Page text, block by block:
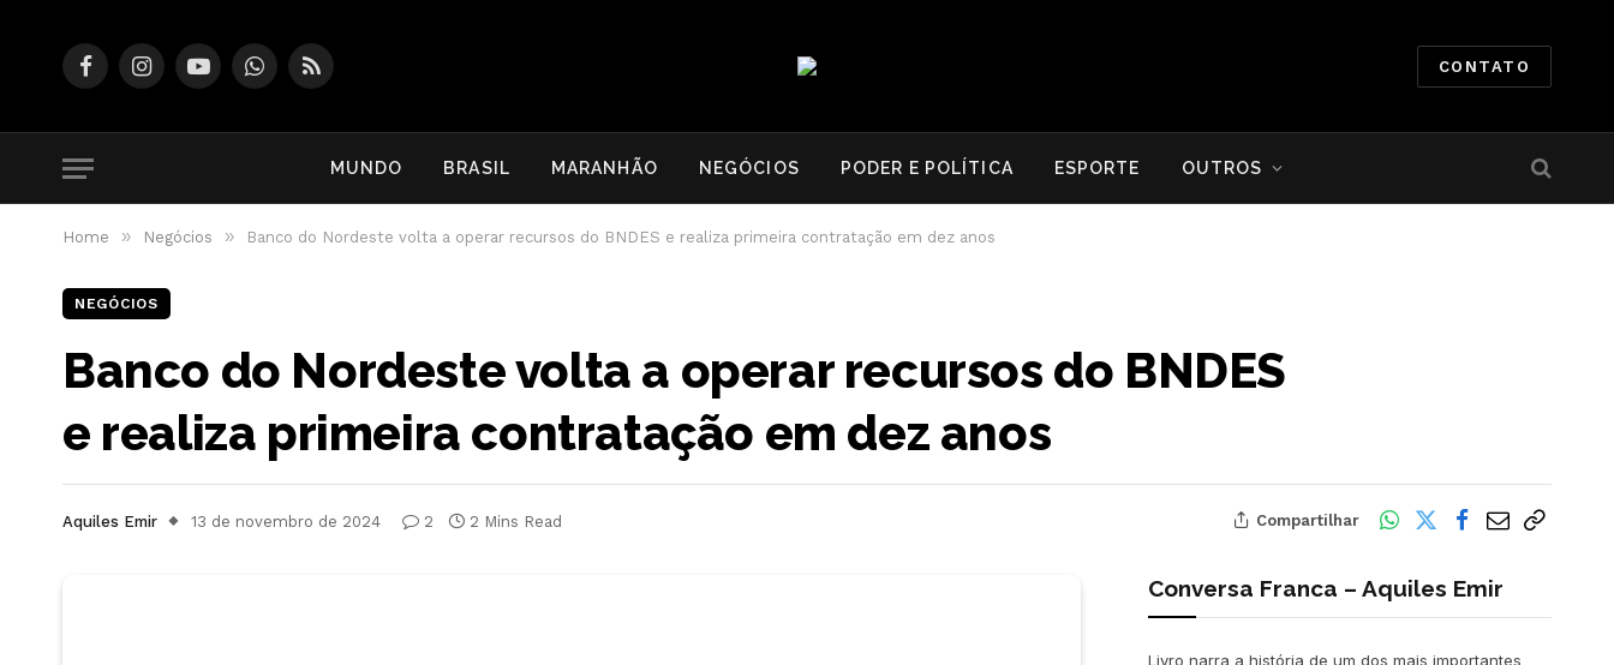
FacebookInstagramYouTubeWhatsApp
RSS
CONTATO
MUNDO BRASIL MARANHÃO NEGÓCIOS PODER E POLÍTICA ESPORTE OUTROS
Home » Negócios » Banco do Nordeste volta a operar recursos do BNDES e realiza primeira contratação em dez anos
NEGÓCIOS
Banco do Nordeste volta a operar recursos do BNDES
e realiza primeira contratação em dez anos
Aquiles Emir 13 de novembro de 2024 2 2 Mins Read Compartilhar
Conversa Franca – Aquiles Emir
Livro narra a história de um dos mais importantes